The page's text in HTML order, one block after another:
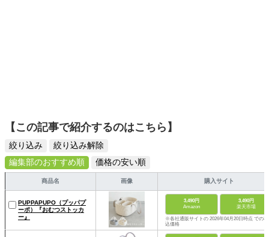
【この記事で紹介するのはこちら】
絞り込み
絞り込み解除
編集部のおすすめ順
価格の安い順
商品名 画像 購入サイト
PUPPAPUPO（プッパプ
ーポ）『おむつストッカ
ー』
3,490円
Amazon
3,490円
楽天市場
※各社通販サイトの 2026年04月20日時点 での税
込価格